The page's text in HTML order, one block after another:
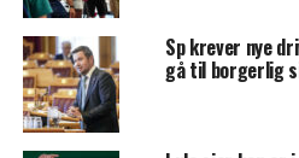
Sp krever nye
gå til borgerlig